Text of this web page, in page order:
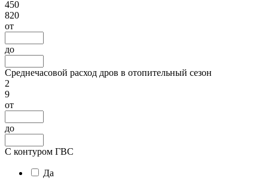
450
820
от
до
Среднечасовой расход дров в отопительный сезон
2
9
от
до
С контуром ГВС
Да